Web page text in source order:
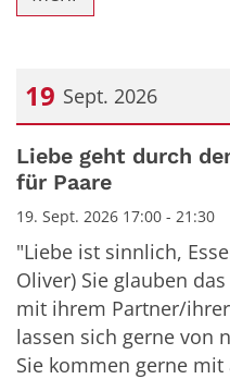
19 Sept. 2026
Datum: 19. September
Liebe geht durch
für Paare
19. Sept. 2026 17:00 - 21:30
"Liebe ist sinnlich,
Oliver) Sie glauben
mit ihrem Partner/
lassen sich gerne von
Sie kommen gerne mit